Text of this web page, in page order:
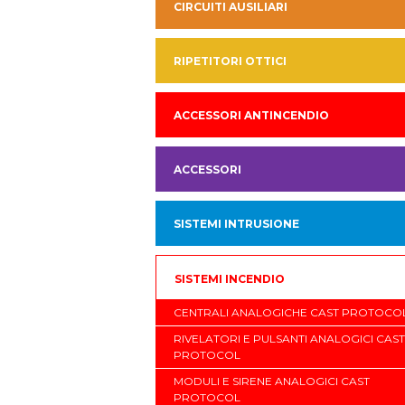
CIRCUITI AUSILIARI
RIPETITORI OTTICI
ACCESSORI ANTINCENDIO
ACCESSORI
SISTEMI INTRUSIONE
SISTEMI INCENDIO
CENTRALI ANALOGICHE CAST
RIVELATORI E PULSANTI ANALOGICI CAST
PROTOCOL
MODULI E SIRENE ANALOGICI CAST
PROTOCOL